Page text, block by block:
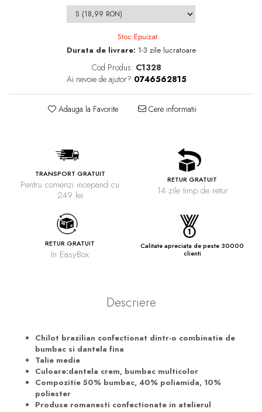
Stoc Epuizat
Durata de livrare: 1-3 zile lucratoare
Cod Produs: C1328
Ai nevoie de ajutor? 0746562815
Adauga la Favorite Cere informatii
TRANSPORT GRATUIT
Pentru comenzi incepand cu
249 lei
RETUR GRATUIT
14 zile timp de retur
RETUR GRATUIT
In EasyBox
Calitate apreciata de peste 30000
clienti
Descriere
Chilot brazilian confectionat dintr-o combinatie de
bumbac si dantela fina
Talie medie
Culoare:dantela crem, bumbac multicolor
Compozitie 50% bumbac, 40% poliamida, 10%
poliester
Produse romanesti confectionate in atelierul